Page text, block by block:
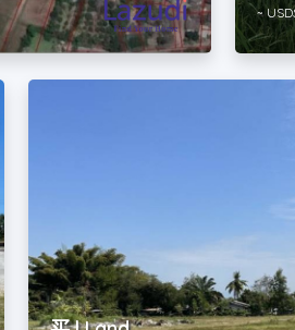
~